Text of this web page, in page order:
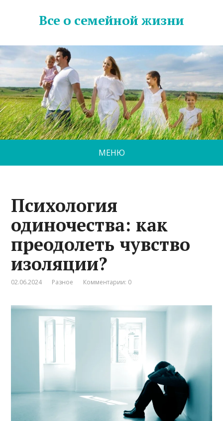
Все о семейной жизни
МЕНЮ
Психология
одиночества: как
преодолеть чувство
изоляции?
02.06.2024 Разное Комментарии: 0